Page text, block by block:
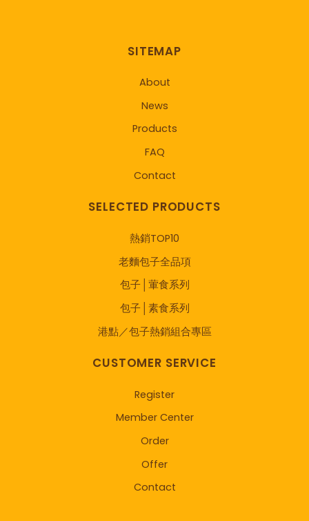
SITEMAP
About
News
Products
FAQ
Contact
SELECTED PRODUCTS
熱銷TOP10
老麵包子全品項
包子│葷食系列
包子│素食系列
港點／包子熱銷組合專區
CUSTOMER SERVICE
Register
Member Center
Order
Offer
Contact